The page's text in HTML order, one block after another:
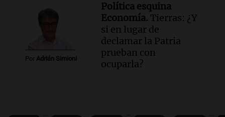
Por Adrián Simioni
Política esquina
Economía. Tierras: ¿Y
si en lugar de
declamar la Patria
prueban con
ocuparla?